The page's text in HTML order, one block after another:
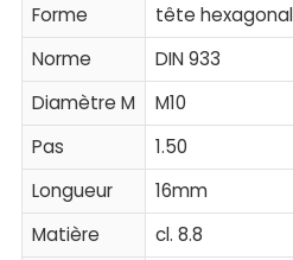
Forme
tête
Norme
DIN 933
Diamètre M
M10
Pas
1.50
Longueur
16mm
Matière
cl. 8.8